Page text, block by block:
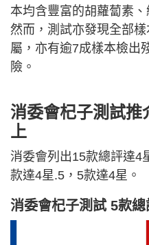
本均含豐富的胡蘿蔔素
然而，測試亦發現全部
屬，亦有逾7成樣本檢出
險。
消委會杞子測試推
上
消委會列出15款總評達4
款達4星.5，5款達4星。
消委會杞子測試 5款總